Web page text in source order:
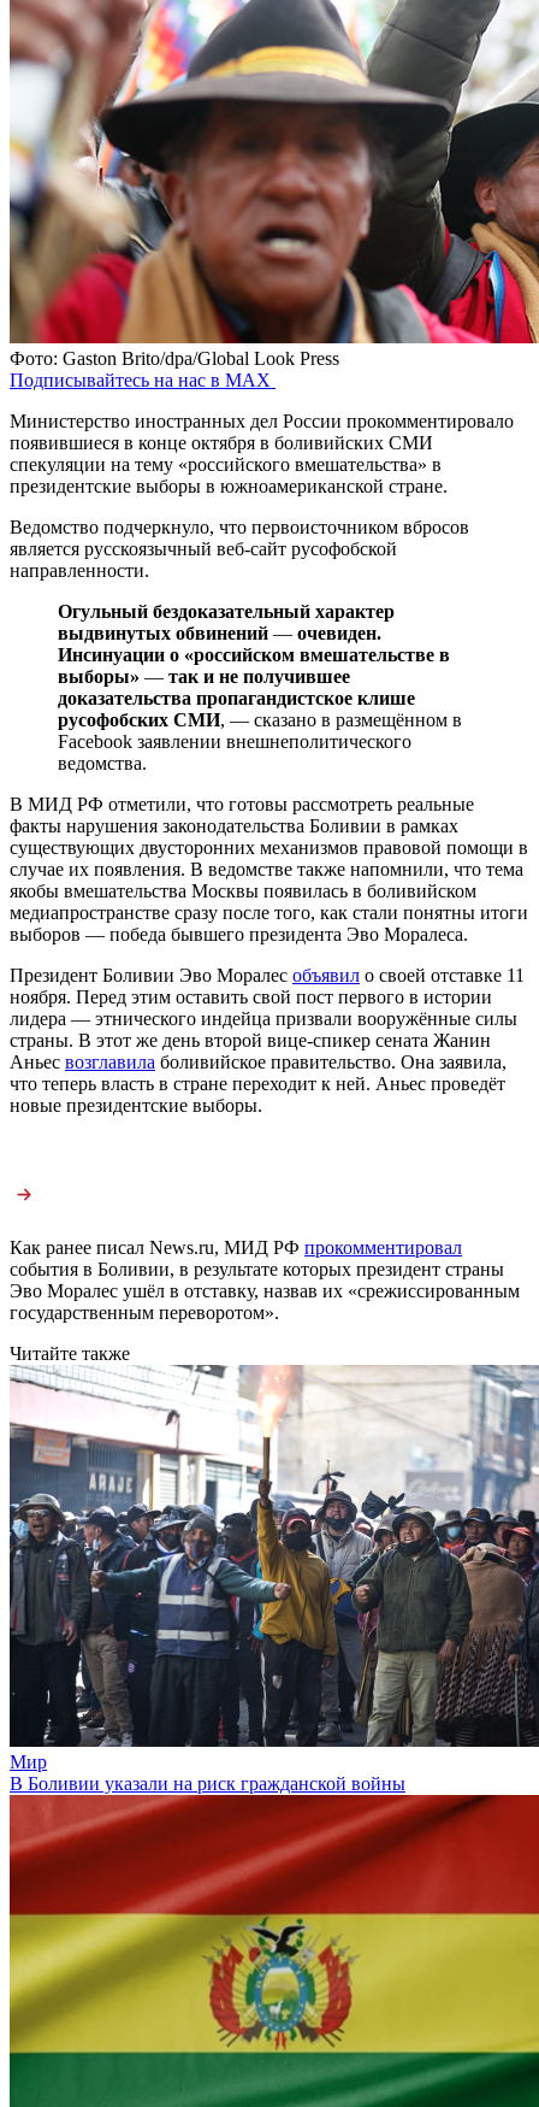
Фото: Gaston Brito/dpa/Global Look Press
Подписывайтесь на нас в MAX
Министерство иностранных дел России прокомментировало
появившиеся в конце октября в боливийских СМИ
спекуляции на тему «российского вмешательства» в
президентские выборы в южноамериканской стране.
Ведомство подчеркнуло, что первоисточником вбросов
является русскоязычный веб-сайт русофобской
направленности.
Огульный бездоказательный характер
выдвинутых обвинений — очевиден.
Инсинуации о «российском вмешательстве в
выборы» — так и не получившее
доказательства пропагандистское клише
русофобских СМИ, — сказано в размещённом в
Facebook заявлении внешнеполитического
ведомства.
В МИД РФ отметили, что готовы рассмотреть реальные
факты нарушения законодательства Боливии в рамках
существующих двусторонних механизмов правовой помощи в
случае их появления. В ведомстве также напомнили, что тема
якобы вмешательства Москвы появилась в боливийском
медиапространстве сразу после того, как стали понятны итоги
выборов — победа бывшего президента Эво Моралеса.
Президент Боливии Эво Моралес объявил о своей отставке 11
ноября. Перед этим оставить свой пост первого в истории
лидера — этнического индейца призвали вооружённые силы
страны. В этот же день второй вице-спикер сената Жанин
Аньес возглавила боливийское правительство. Она заявила,
что теперь власть в стране переходит к ней. Аньес проведёт
новые президентские выборы.
Как ранее писал News.ru, МИД РФ прокомментировал
события в Боливии, в результате которых президент страны
Эво Моралес ушёл в отставку, назвав их «срежиссированным
государственным переворотом».
Читайте также
Мир
В Боливии указали на риск гражданской войны